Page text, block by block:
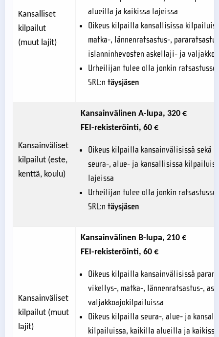
Kansalliset
kilpailut
(muut lajit)
alueilla ja kaikissa lajeissa
Oikeus kilpailla kansallisissa
matka-, lännenratsastus-,
islanninhevosten askellaji- ja
Urheilijan tulee olla jonkin
SRL:n täysjäsen
Kansainväliset
kilpailut (este,
kenttä, koulu)
Kansainvälinen A-lupa, 320 €
FEI-rekisteröinti, 60 €
Oikeus kilpailla kansainvälisissä sekä
seura-, alue- ja kansallisissa
lajeissa
Urheilijan tulee olla jonkin
SRL:n täysjäsen
Kansainväliset
kilpailut (muut
lajit)
Kansainvälinen B-lupa, 210 €
FEI-rekisteröinti, 60 €
Oikeus kilpailla kansainvälisissä
vikellys-, matka-, lännenratsastus-,
valjakkoajokilpailuissa
Oikeus kilpailla seura-, alue- ja
kilpailuissa, kaikilla alueilla ja